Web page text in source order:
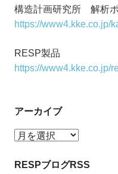
構造計画研究所 解析
https://www4.kke.co.jp/
RESP製品
https://www4.kke.co.jp/
アーカイブ
ア
カ
RESPブログRSS